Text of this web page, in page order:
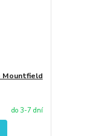
Mountfield
do 3-7 dní